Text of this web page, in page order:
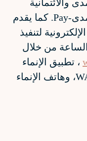
والائتمانية
وبطاقة الإنماء في جوالك عبر مدى-Pay. كما يقدم
لتنفيذ
من خلال
، تطبيق الإنماء
للأجهزة الذكية، جوال الإنماء WAP، وهاتف الإنماء